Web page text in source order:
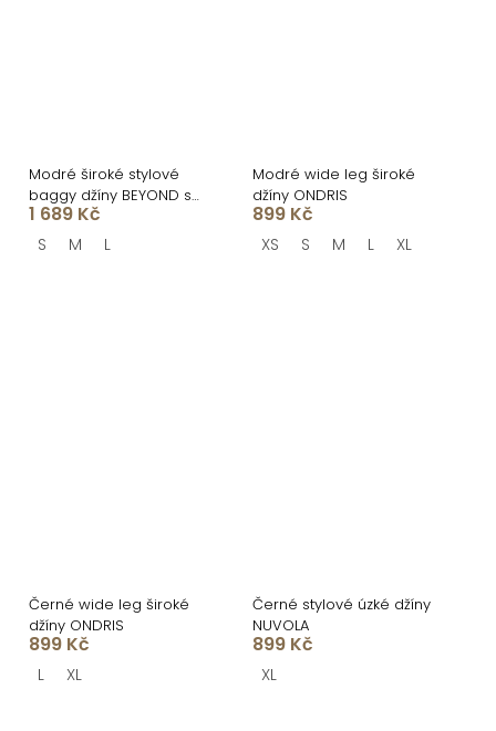
Modré široké stylové
baggy džíny BEYOND s
perličkami
1 689 Kč
S M L
Modré wide leg široké
džíny ONDRIS
899 Kč
XS S M L XL
Černé wide leg široké
džíny ONDRIS
899 Kč
L XL
Černé stylové úzké džíny
NUVOLA
899 Kč
XL